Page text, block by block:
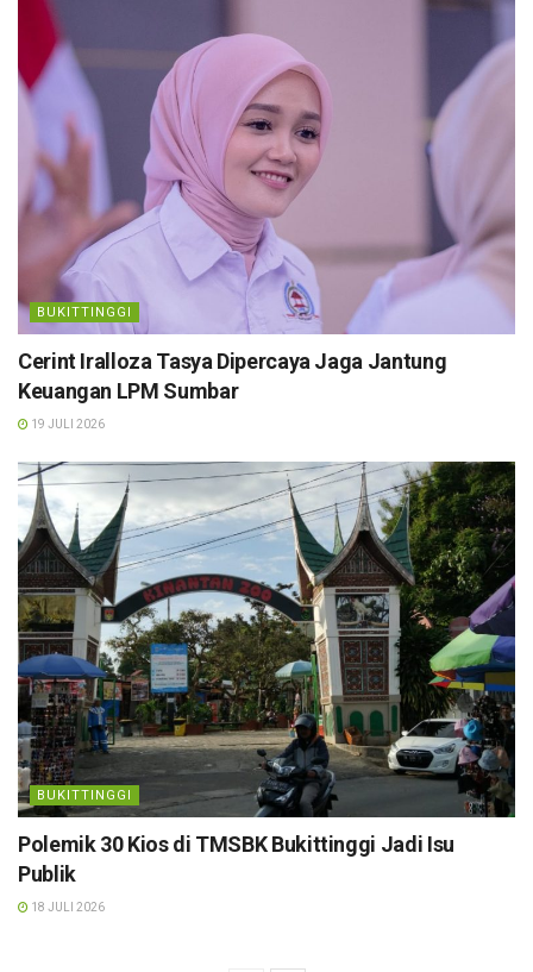
BUKITTINGGI
Cerint Iralloza Tasya Dipercaya Jaga Jantung
Keuangan LPM Sumbar
19 JULI 2026
BUKITTINGGI
Polemik 30 Kios di TMSBK Bukittinggi Jadi Isu
Publik
18 JULI 2026